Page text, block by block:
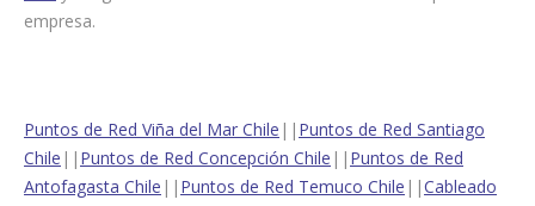
empresa.
Puntos de Red Viña del Mar Chile || Puntos de Red Santiago
Chile || Puntos de Red Concepción Chile || Puntos de Red
Antofagasta Chile || Puntos de Red Temuco Chile ||Cableado